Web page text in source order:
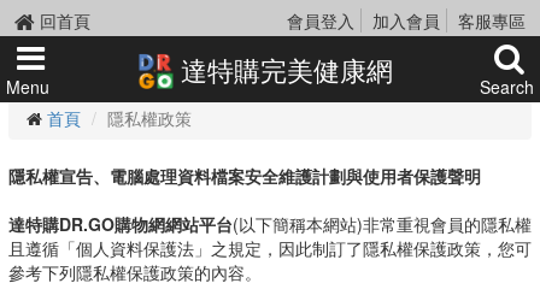
回首頁 會員登入 加入會員 客服專區
Menu 達特購完美健康網
Search
首頁
隱私權政策
隱私權宣告、電腦處理資料檔案安全維護計劃與使用者保護聲明
達特購DR.GO購物網網站平台(以下簡稱本網站)非常重視會員的隱私權
且遵循「個人資料保護法」之規定，因此制訂了隱私權保護政策，您可
參考下列隱私權保護政策的內容。